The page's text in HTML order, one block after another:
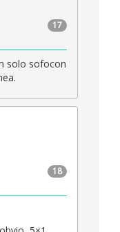
17
solo sofocon
18